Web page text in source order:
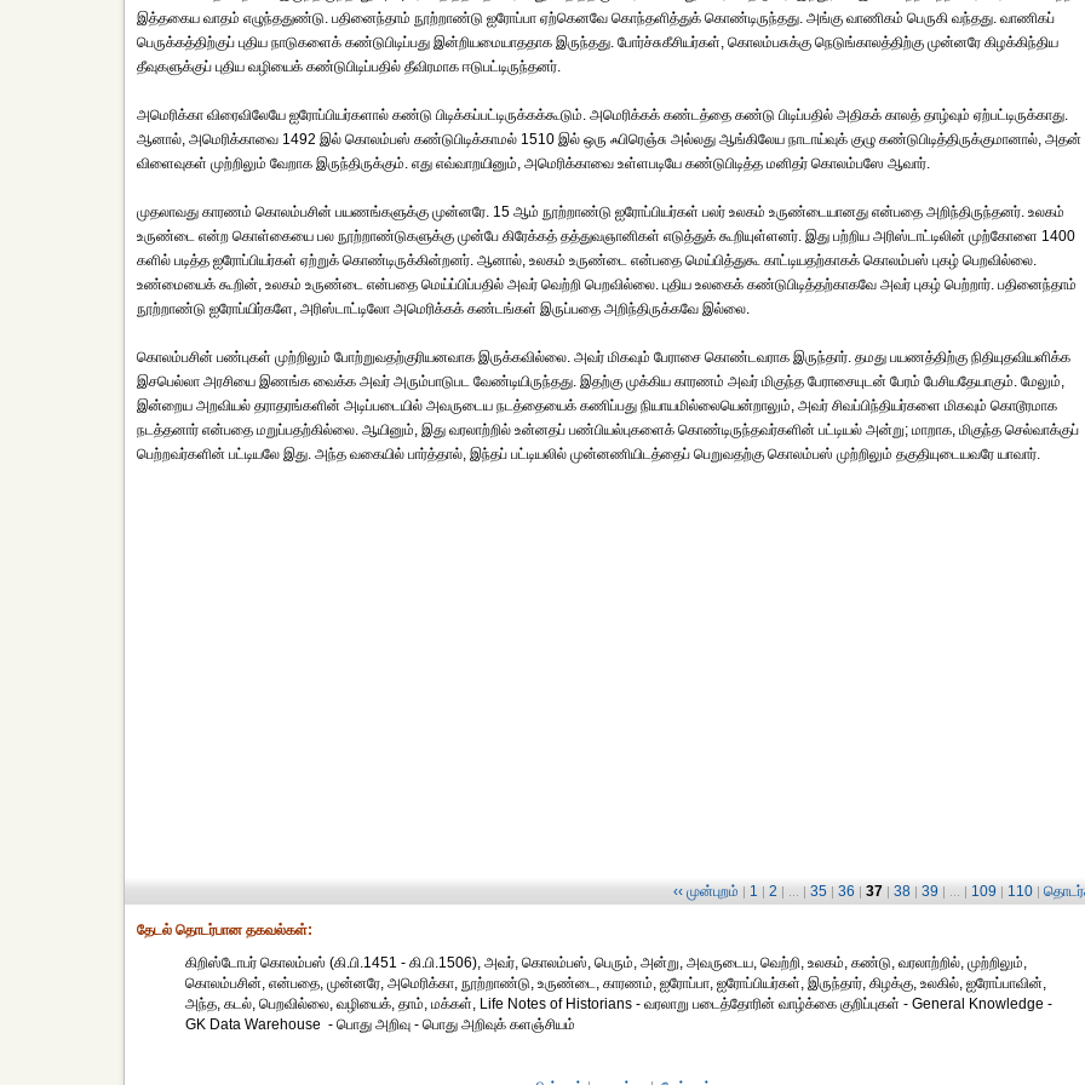
இத்தகைய வாதம் எழுந்ததுண்டு. பதினைந்தாம் நூற்றாண்டு ஐரோப்பா ஏற்கெனவே கொந்தளித்துக் கொண்டிருந்தது. அங்கு வாணிகம் பெருகி வந்தது. வாணிகப்
பெருக்கத்திற்குப் புதிய நாடுகளைக் கண்டுபிடிப்பது இன்றியமையாததாக இருந்தது. போர்ச்சுகீசியர்கள், கொலம்பசுக்கு நெடுங்காலத்திற்கு முன்னரே கிழக்கிந்திய
தீவுகளுக்குப் புதிய வழியைக் கண்டுபிடிப்பதில் தீவிரமாக ஈடுபட்டிருந்தனர்.
அமெரிக்கா விரைவிலேயே ஐரோப்பியர்களால் கண்டு பிடிக்கப்பட்டிருக்கக்கூடும். அமெரிக்கக் கண்டத்தை கண்டு பிடிப்பதில் அதிகக் காலத் தாழ்வும் ஏற்பட்டிருக்காது.
ஆனால், அமெரிக்காவை 1492 இல் கொலம்பஸ் கண்டுபிடிக்காமல் 1510 இல் ஒரு ஃபிரெஞ்சு அல்லது ஆங்கிலேய நாடாய்வுக் குழு கண்டுபிடித்திருக்குமானால், அதன்
விளைவுகள் முற்றிலும் வேறாக இருந்திருக்கும். எது எவ்வாறயினும், அமெரிக்காவை உள்ளபடியே கண்டுபிடித்த மனிதர் கொலம்பஸே ஆவார்.
முதலாவது காரணம் கொலம்பசின் பயணங்களுக்கு முன்னரே. 15 ஆம் நூற்றாண்டு ஐரோப்பியர்கள் பலர் உலகம் உருண்டையானது என்பதை அறிந்திருந்தனர். உலகம்
உருண்டை என்ற கொள்கையை பல நூற்றாண்டுகளுக்கு முன்பே கிரேக்கத் தத்துவஞானிகள் எடுத்துக் கூறியுள்ளனர். இது பற்றிய அரிஸ்டாட்டிலின் முற்கோளை 1400
களில் படித்த ஐரோப்பியர்கள் ஏற்றுக் கொண்டிருக்கின்றனர். ஆனால், உலகம் உருண்டை என்பதை மெய்பித்துகூ காட்டியதற்காகக் கொலம்பஸ் புகழ் பெறவில்லை.
உண்மையைக் கூறின், உலகம் உருண்டை என்பதை மெய்ப்பிப்பதில் அவர் வெற்றி பெறவில்லை. புதிய உலகைக் கண்டுபிடித்தற்காகவே அவர் புகழ் பெற்றார். பதினைந்தாம்
நூற்றாண்டு ஐரோப்யிர்களே, அரிஸ்டாட்டிலோ அமெரிக்கக் கண்டங்கள் இருப்பதை அறிந்திருக்கவே இல்லை.
கொலம்பசின் பண்புகள் முற்றிலும் போற்றுவதற்குரியனவாக இருக்கவில்லை. அவர் மிகவும் பேராசை கொண்டவராக இருந்தார். தமது பயணத்திற்கு நிதியுதவியளிக்க
இசபெல்லா அரசியை இணங்க வைக்க அவர் அரும்பாடுபட வேண்டியிருந்தது. இதற்கு முக்கிய காரணம் அவர் மிகுந்த பேராசையுடன் பேரம் பேசியதேயாகும். மேலும்,
இன்றைய அறவியல் தராதரங்களின் அடிப்படையில் அவருடைய நடத்தையைக் கணிப்பது நியாயமில்லையென்றாலும், அவர் சிவப்பிந்தியர்களை மிகவும் கொடூரமாக
நடத்தனார் என்பதை மறுப்பதற்கில்லை. ஆயினும், இது வரலாற்றில் உன்னதப் பண்பியல்புகளைக் கொண்டிருந்தவர்களின் பட்டியல் அன்று; மாறாக, மிகுந்த செல்வாக்குப்
பெற்றவர்களின் பட்டியலே இது. அந்த வகையில் பார்த்தால், இந்தப் பட்டியலில் முன்னணியிடத்தைப் பெறுவதற்கு கொலம்பஸ் முற்றிலும் தகுதியுடையவரே யாவார்.
‹‹ முன்புறம் | 1 | 2 | ... | 35 | 36 | 37 | 38 | 39 | ... | 109 | 110 |
தேட‌ல் தொட‌ர்பான தகவ‌ல்க‌ள்:
கிறிஸ்டோபர் கொலம்பஸ் (கி.பி.1451 - கி.பி.1506), அவர், கொலம்பஸ், பெரும், அன்று, அவருடைய, வெற்றி, உலகம், கண்டு, வரலாற்றில், முற்றிலும்,
கொலம்பசின், என்பதை, முன்னரே, அமெரிக்கா, நூற்றாண்டு, உருண்டை, காரணம், ஐரோப்பா, ஐரோப்பியர்கள், இருந்தார், கிழக்கு, உலகில், ஐரோப்பாவின்,
அந்த, கடல், பெறவில்லை, வழியைக், தாம், மக்கள், Life Notes of Historians - வரலாறு படைத்தோரின் வாழ்க்கை குறிப்புகள் - General Knowledge -
GK Data Warehouse - பொது அறிவு - பொது அறிவுக் களஞ்சியம்